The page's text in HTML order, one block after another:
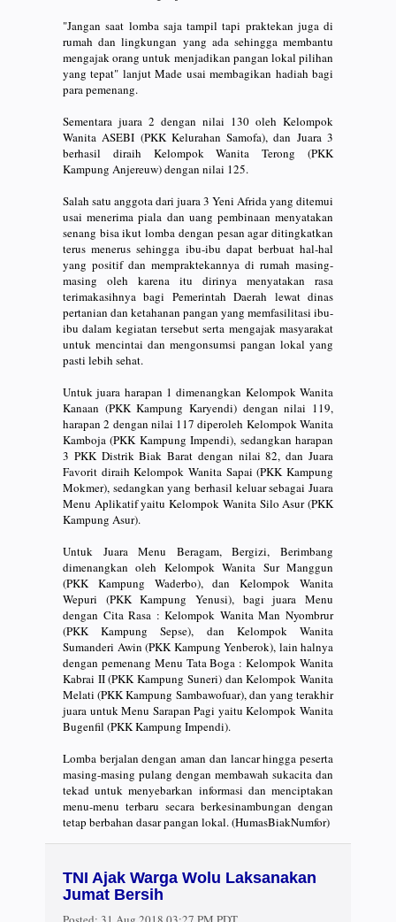
"Jangan saat lomba saja tampil tapi praktekan juga di
rumah dan lingkungan yang ada sehingga membantu
mengajak orang untuk menjadikan pangan lokal pilihan
yang tepat" lanjut Made usai membagikan hadiah bagi
para pemenang.
Sementara juara 2 dengan nilai 130 oleh Kelompok
Wanita ASEBI (PKK Kelurahan Samofa), dan Juara 3
berhasil diraih Kelompok Wanita Terong (PKK
Kampung Anjereuw) dengan nilai 125.
Salah satu anggota dari juara 3 Yeni Afrida yang ditemui
usai menerima piala dan uang pembinaan menyatakan
senang bisa ikut lomba dengan pesan agar ditingkatkan
terus menerus sehingga ibu-ibu dapat berbuat hal-hal
yang positif dan mempraktekannya di rumah masing-
masing oleh karena itu dirinya menyatakan rasa
terimakasihnya bagi Pemerintah Daerah lewat dinas
pertanian dan ketahanan pangan yang memfasilitasi ibu-
ibu dalam kegiatan tersebut serta mengajak masyarakat
untuk mencintai dan mengonsumsi pangan lokal yang
pasti lebih sehat.
Untuk juara harapan 1 dimenangkan Kelompok Wanita
Kanaan (PKK Kampung Karyendi) dengan nilai 119,
harapan 2 dengan nilai 117 diperoleh Kelompok Wanita
Kamboja (PKK Kampung Impendi), sedangkan harapan
3 PKK Distrik Biak Barat dengan nilai 82, dan Juara
Favorit diraih Kelompok Wanita Sapai (PKK Kampung
Mokmer), sedangkan yang berhasil keluar sebagai Juara
Menu Aplikatif yaitu Kelompok Wanita Silo Asur (PKK
Kampung Asur).
Untuk Juara Menu Beragam, Bergizi, Berimbang
dimenangkan oleh Kelompok Wanita Sur Manggun
(PKK Kampung Waderbo), dan Kelompok Wanita
Wepuri (PKK Kampung Yenusi), bagi juara Menu
dengan Cita Rasa : Kelompok Wanita Man Nyombrur
(PKK Kampung Sepse), dan Kelompok Wanita
Sumanderi Awin (PKK Kampung Yenberok), lain halnya
dengan pemenang Menu Tata Boga : Kelompok Wanita
Kabrai II (PKK Kampung Suneri) dan Kelompok Wanita
Melati (PKK Kampung Sambawofuar), dan yang terakhir
juara untuk Menu Sarapan Pagi yaitu Kelompok Wanita
Bugenfil (PKK Kampung Impendi).
Lomba berjalan dengan aman dan lancar hingga peserta
masing-masing pulang dengan membawah sukacita dan
tekad untuk menyebarkan informasi dan menciptakan
menu-menu terbaru secara berkesinambungan dengan
tetap berbahan dasar pangan lokal. (HumasBiakNumfor)
TNI Ajak Warga Wolu Laksanakan
Jumat Bersih